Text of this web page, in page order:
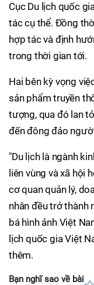
Cục Du lịch quốc
tác cụ thể. Đồng
hợp tác và định
trong thời gian tới.
Hai bên kỳ vọng
sản phẩm truyền
tượng, qua đó lan
đến đông đảo
"Du lịch là ngành
liên vùng và xã hội
cơ quan quản lý,
nhân đều trở thành
bá hình ảnh Việt
lịch quốc gia Việt
thêm.
Bạn nghĩ sao về bài